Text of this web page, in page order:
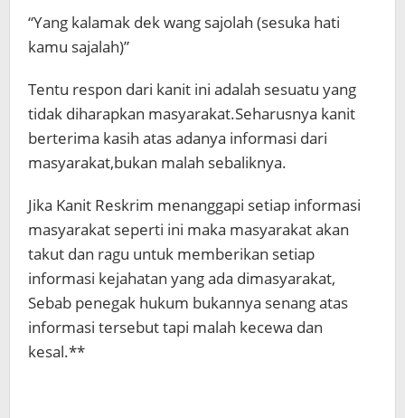
“Yang kalamak dek wang sajolah (sesuka hati
kamu sajalah)”
Tentu respon dari kanit ini adalah sesuatu yang
tidak diharapkan masyarakat.Seharusnya kanit
berterima kasih atas adanya informasi dari
masyarakat,bukan malah sebaliknya.
Jika Kanit Reskrim menanggapi setiap informasi
masyarakat seperti ini maka masyarakat akan
takut dan ragu untuk memberikan setiap
informasi kejahatan yang ada dimasyarakat,
Sebab penegak hukum bukannya senang atas
informasi tersebut tapi malah kecewa dan
kesal.**